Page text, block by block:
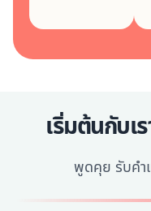
เริ่มต้นกับเร
พูดคุย รับคำ